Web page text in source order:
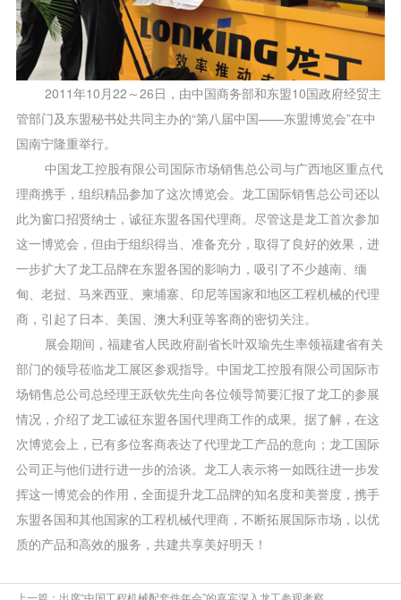
2011年10月22～26日，由中国商务部和东盟10国政府经贸主
管部门及东盟秘书处共同主办的“第八届中国——东盟博览会”在中
国南宁隆重举行。
中国龙工控股有限公司国际市场销售总公司与广西地区重点代
理商携手，组织精品参加了这次博览会。 龙工国际销售总公司还以
此为窗口招贤纳士，诚征东盟各国代理商。尽管这是龙工首次参加
这一博览会，但由于组织得当、准备充分，取得了良好的效果，进
一步扩大了龙工品牌在东盟各国的影响力，吸引了不少越南、缅
甸、老挝、马来西亚、柬埔寨、印尼等国家和地区工程机械的代理
商，引起了日本、美国、澳大利亚等客商的密切关注。
展会期间， 福建省人民政府副省长叶双瑜先生率领福建省有关
部门的领导莅临龙工展区参观指导。中国龙工控股有限公司国际市
场销售总公司总经理王跃钦先生向各位领导简要汇报了龙工的参展
情况，介绍了龙工诚征东盟各国代理商工作的成果。据了解，在这
次博览会上，已有多位客商表达了代理龙工产品的意向； 龙工国际
公司正与他们进行进一步的洽谈。 龙工 人表示将一如既往进一步发
挥这一博览会的作用，全面提升龙工品牌的知名度和美誉度，携手
东盟各国和其他国家的工程机械代理商，不断拓展国际市场，以优
质的产品和高效的服务，共建共享美好明天！
上一篇：出席“中国工程机械配套件年会”的嘉宾深入龙工参观考察